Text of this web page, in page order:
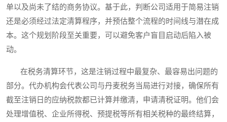
单以及尚未了结的商务协议。基于此，判断公司适用于简易注销
还是必须经过法定清算程序，并预估整个流程的时间线与潜在成
本。这个规划阶段至关重要，可以避免客户盲目启动后陷入被
动。
在税务清算环节，这是注销过程中最复杂、最容易出问题的
部分。代办机构会代表公司与丹麦税务当局进行对接，确保所有
截至注销日的应纳税款都已计算并缴清，申请清税证明。他们会
处理增值税、企业所得税、预提税等所有相关税种的最终结算，